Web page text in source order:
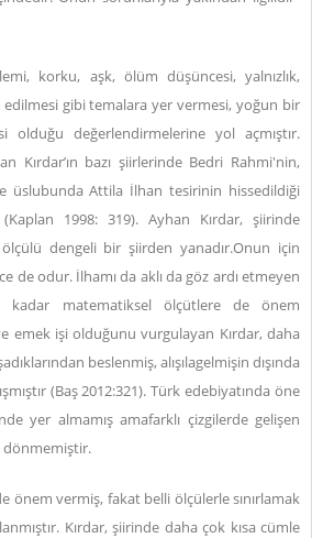
korku, aşk, ölüm düşüncesi, yalnızlık,
edilmesi gibi temalara yer vermesi, yoğun bir
değerlendirmelerine yol açmıştır.
Kırdar’ın bazı şiirlerinde Bedri Rahmi'nin,
üslubunda Attila İlhan tesirinin hissedildiği
1998: 319). Ayhan Kırdar, şiirinde
ölçülü dengeli bir şiirden yanadır.Onun için
de odur. İlhamı da aklı da göz ardı etmeyen
kadar matematiksel ölçütlere de önem
emek işi olduğunu vurgulayan Kırdar, daha
beslenmiş, alışılagelmişin dışında
(Baş 2012:321). Türk edebiyatında öne
yer almamış amafarklı çizgilerde gelişen
dönmemiştir.
önem vermiş, fakat belli ölçülerle sınırlamak
Kırdar, şiirinde daha çok kısa cümle